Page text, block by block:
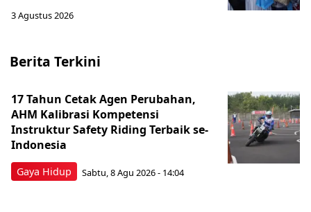
3 Agustus 2026
Berita Terkini
Gaya Hidup
17 Tahun Cetak Agen Perubahan,
AHM Kalibrasi Kompetensi
Instruktur Safety Riding Terbaik se-
Indonesia
Sabtu, 8 Agu 2026 - 14:04